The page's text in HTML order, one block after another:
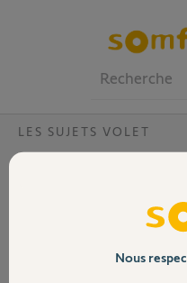
Volet
LES SUJETS VOLET
Box déjà rattachée
Je rencontre un soucis lorsque
l’application en suivant les
Nous